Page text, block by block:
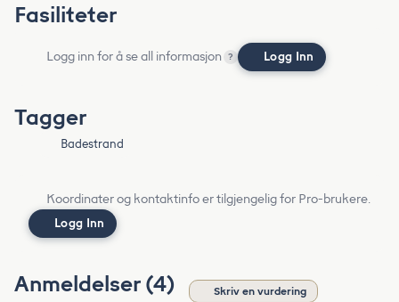
Fasiliteter
Logg inn for å se all informasjon ? Logg Inn
Tagger
Badestrand
Koordinater og kontaktinfo er tilgjengelig for Pro-brukere.
Logg Inn
Anmeldelser (4) Skriv en vurdering